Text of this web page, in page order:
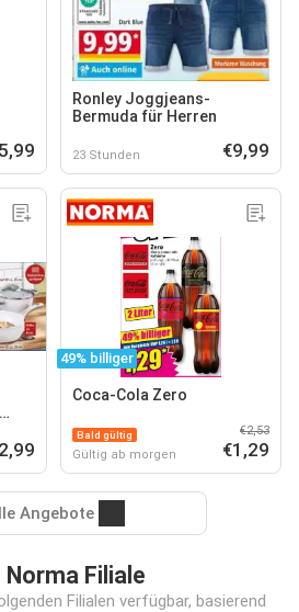
Ronley Joggjeans-
Bermuda für Herren
23 Stunden €9,99
49% billiger
Coca-Cola Zero
Bald gültig
Gültig ab morgen
€2,53
€1,29
Angebote
Filiale
Filialen verfügbar, basierend